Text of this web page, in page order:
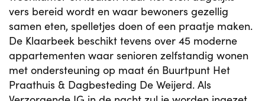
vers bereid wordt en waar bewoners gezellig
samen eten, spelletjes doen of een praatje maken.
De Klaarbeek beschikt tevens over 45 moderne
appartementen waar senioren zelfstandig wonen
met ondersteuning op maat én Buurtpunt Het
Praathuis & Dagbesteding De Weijerd. Als